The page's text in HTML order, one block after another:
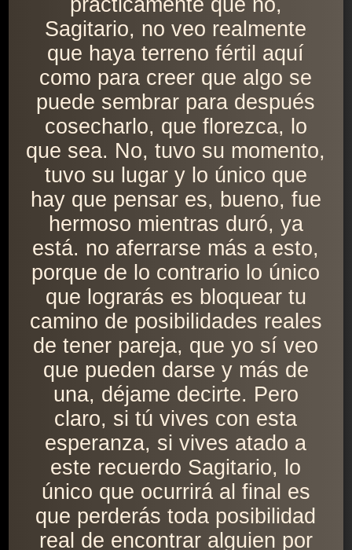
prácticamente que no,
Sagitario, no veo realmente
que haya terreno fértil aquí
como para creer que algo se
puede sembrar para después
cosecharlo, que florezca, lo
que sea. No, tuvo su momento,
tuvo su lugar y lo único que
hay que pensar es, bueno, fue
hermoso mientras duró, ya
está. no aferrarse más a esto,
porque de lo contrario lo único
que lograrás es bloquear tu
camino de posibilidades reales
de tener pareja, que yo sí veo
que pueden darse y más de
una, déjame decirte. Pero
claro, si tú vives con esta
esperanza, si vives atado a
este recuerdo Sagitario, lo
único que ocurrirá al final es
que perderás toda posibilidad
real de encontrar alguien por